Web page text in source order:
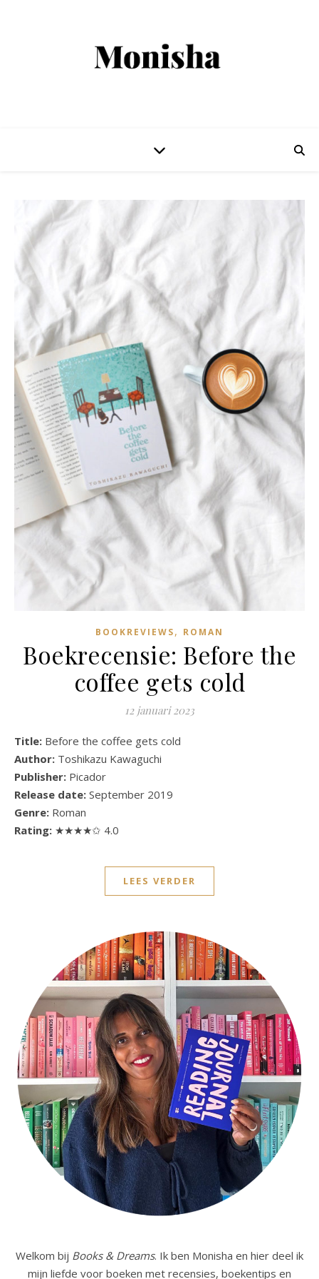
BOOKREVIEWS, ROMAN
Boekrecensie: Before the
coffee gets cold
12 januari 2023
Title: Before the coffee gets cold
Author: Toshikazu Kawaguchi
Publisher: Picador
Release date: September 2019
Genre: Roman
Rating: ★★★★✩ 4.0
LEES VERDER
Welkom bij Books & Dreams. Ik ben Monisha en hier deel ik
mijn liefde voor boeken met recensies, boekentips en